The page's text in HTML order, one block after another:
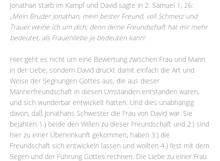
Jonathan starb im Kampf und David sagte in 2. Samuel 1, 26:
„Mein Bruder Jonathan, mein bester Freund, voll Schmerz und
Trauer weine ich um dich; denn deine Freundschaft hat mir mehr
bedeutet, als Frauenliebe je bedeuten kann!
Hier geht es nicht um eine Bewertung zwischen Frau und Mann
in der Liebe, sondern David drückt damit einfach die Art und
Weise der Segnungen Gottes aus, die aus dieser
Männerfreundschaft in diesen Umständen entstanden waren,
und sich wunderbar entwickelt hatten. Und dies unabhängig
davon, daß Jonathans Schwester die Frau von David war. Sie
bejahten 1.) beide den Willen zu dieser Freundschaft und 2.) sind
hier zu einer Übereinkunft gekommen, haben 3.) die
Freundschaft sich entwickeln lassen und wollten 4.) fest mit dem
Segen und der Führung Gottes rechnen. Die Liebe zu einer Frau